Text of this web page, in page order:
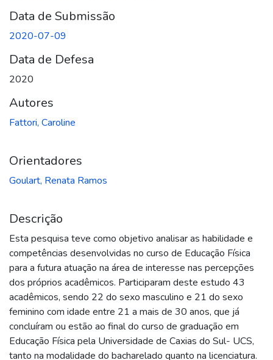
Data de Submissão
2020-07-09
Data de Defesa
2020
Autores
Fattori, Caroline
Orientadores
Goulart, Renata Ramos
Descrição
Esta pesquisa teve como objetivo analisar as habilidade e
competências desenvolvidas no curso de Educação Física
para a futura atuação na área de interesse nas percepções
dos próprios acadêmicos. Participaram deste estudo 43
acadêmicos, sendo 22 do sexo masculino e 21 do sexo
feminino com idade entre 21 a mais de 30 anos, que já
concluíram ou estão ao final do curso de graduação em
Educação Física pela Universidade de Caxias do Sul- UCS,
tanto na modalidade do bacharelado quanto na licenciatura.